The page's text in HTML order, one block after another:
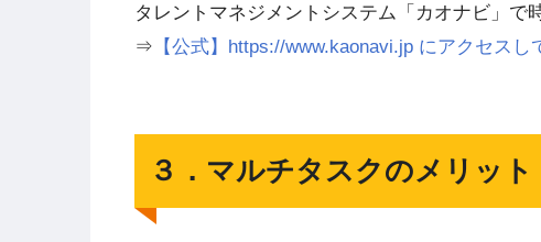
タレントマネジメントシステム「カオナビ」で
⇒ 【公式】https://www.kaonavi.jp にアクセス
３．マルチタスクのメリット